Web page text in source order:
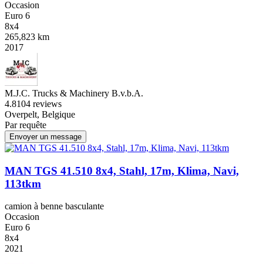
Occasion
Euro 6
8x4
265,823 km
2017
M.J.C. Trucks & Machinery B.v.b.A.
4.8104 reviews
Overpelt, Belgique
Par requête
Envoyer un message
MAN TGS 41.510 8x4, Stahl, 17m, Klima, Navi,
113tkm
camion à benne basculante
Occasion
Euro 6
8x4
2021